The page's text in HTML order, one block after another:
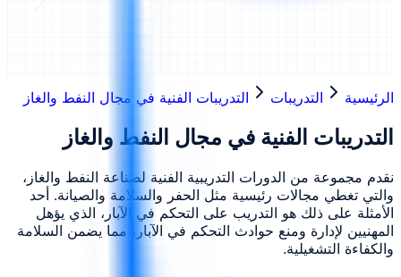
الرئيسية التدريبات التدريبات الفنية في مجال النفط والغاز
التدريبات الفنية في مجال النفط والغاز
نقدم مجموعة من الدورات التدريبية الفنية لصناعة النفط والغاز،
والتي تغطي مجالات رئيسية مثل الحفر والسلامة والصيانة. أحد
الأمثلة على ذلك هو التدريب على التحكم في الآبار، الذي يؤهل
المهنيين لإدارة ومنع حوادث التحكم في الآبار، مما يضمن السلامة
والكفاءة التشغيلية.